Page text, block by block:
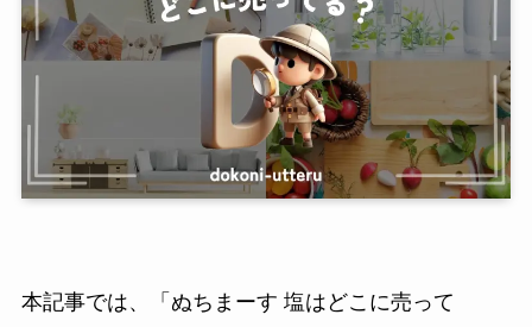
本記事では、「ぬちまーす 塩はどこに売って